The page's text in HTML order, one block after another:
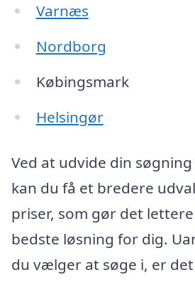
Varnæs
Nordborg
Købingsmark
Helsingør
Ved at udvide din søgning
kan du få et bredere
priser, som gør det
bedste løsning for dig.
du vælger at søge i, er